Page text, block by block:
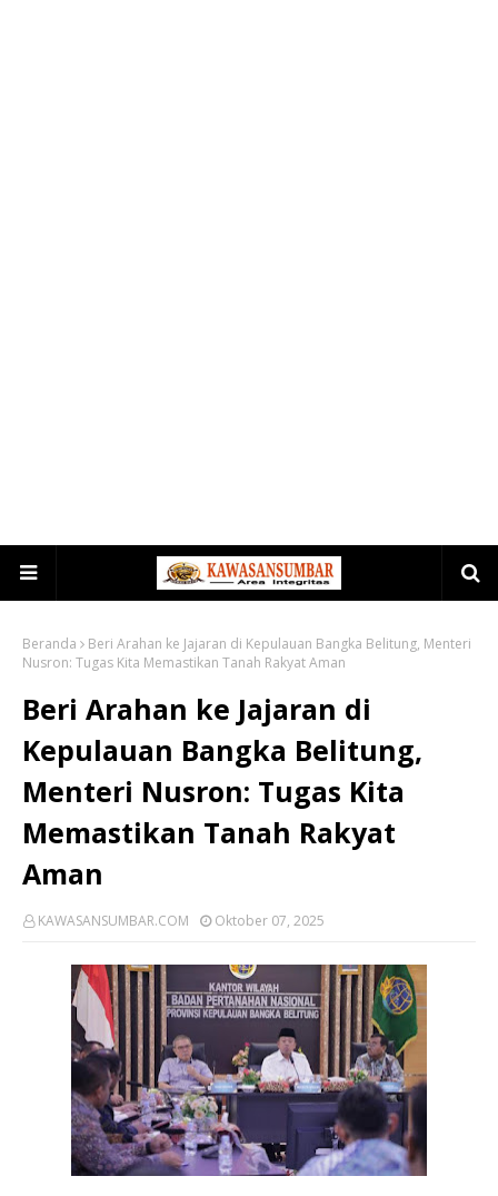
Beranda
Beri Arahan ke Jajaran di Kepulauan Bangka Belitung, Menteri
Nusron: Tugas Kita Memastikan Tanah Rakyat Aman
Beri Arahan ke Jajaran di
Kepulauan Bangka Belitung,
Menteri Nusron: Tugas Kita
Memastikan Tanah Rakyat
Aman
KAWASANSUMBAR.COM Oktober 07, 2025